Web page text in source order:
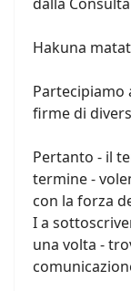
Hakuna
Partecipiamo
firme di
Pertanto - il
termine -
con la forza
I a
una volta -